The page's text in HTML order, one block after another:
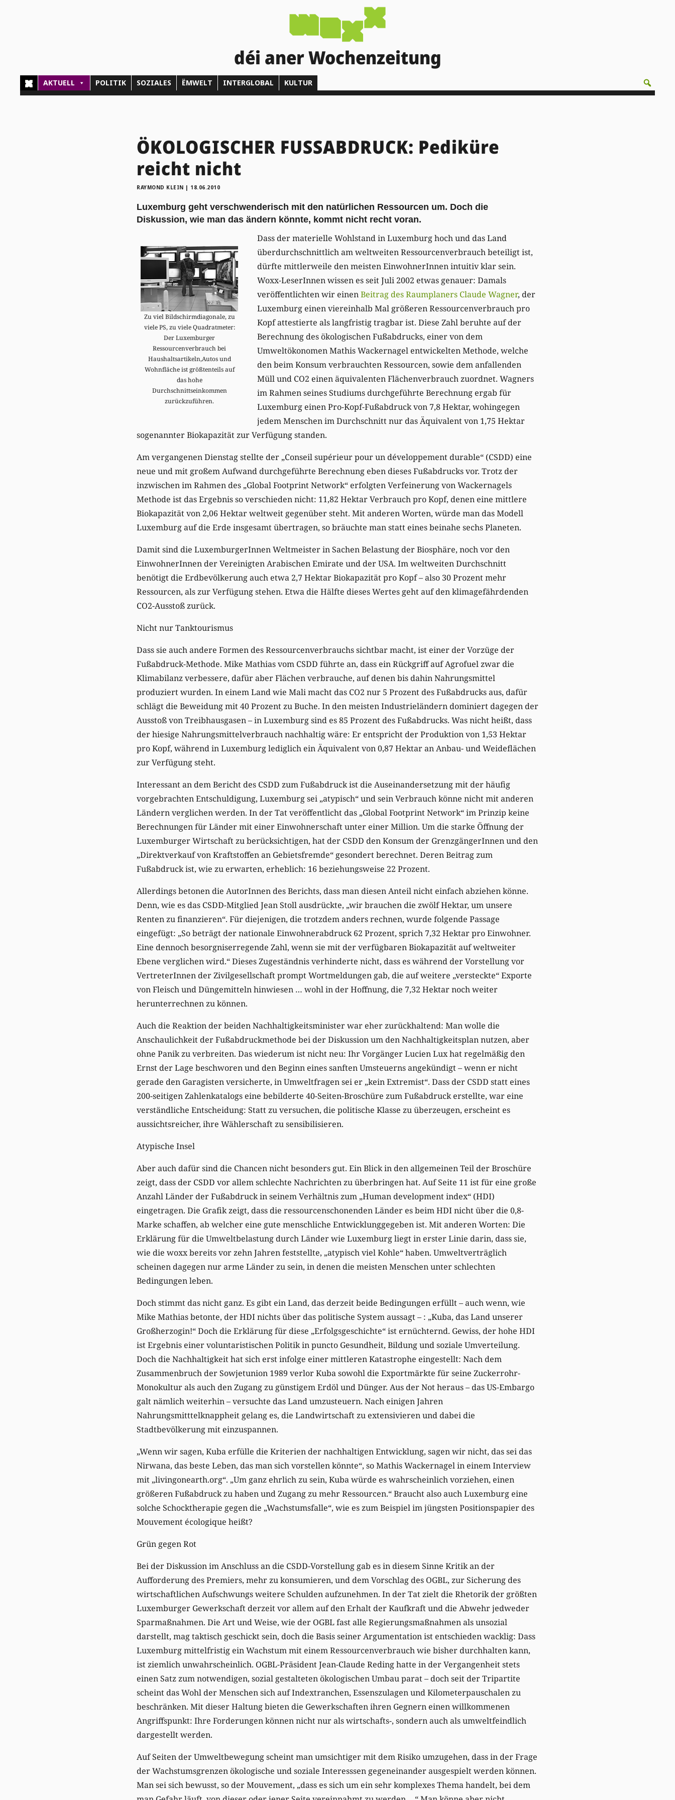
déi aner Wochenzeitung
AKTUELL POLITIK SOZIALES ËMWELT INTERGLOBAL KULTUR
ÖKOLOGISCHER FUSSABDRUCK: Pediküre
reicht nicht
RAYMOND KLEIN | 18.06.2010
Luxemburg geht verschwenderisch mit den natürlichen Ressourcen um. Doch die
Diskussion, wie man das ändern könnte, kommt nicht recht voran.
Zu viel Bildschirmdiagonale, zu
viele PS, zu viele Quadratmeter:
Der Luxemburger
Ressourcenverbrauch bei
Haushaltsartikeln,Autos und
Wohnfläche ist größtenteils auf
das hohe
Durchschnittseinkommen
zurückzuführen.
Dass der materielle Wohlstand in Luxemburg hoch und das Land
überdurchschnittlich am weltweiten Ressourcenverbrauch beteiligt ist,
dürfte mittlerweile den meisten EinwohnerInnen intuitiv klar sein.
Woxx-LeserInnen wissen es seit Juli 2002 etwas genauer: Damals
veröffentlichten wir einenBeitrag des Raumplaners Claude Wagner, der
Luxemburg einen viereinhalb Mal größeren Ressourcenverbrauch pro
Kopf attestierte als langfristig tragbar ist. Diese Zahl beruhte auf der
Berechnung des ökologischen Fußabdrucks, einer von dem
Umweltökonomen Mathis Wackernagel entwickelten Methode, welche
den beim Konsum verbrauchten Ressourcen, sowie dem anfallenden
Müll und CO2 einen äquivalenten Flächenverbrauch zuordnet. Wagners
im Rahmen seines Studiums durchgeführte Berechnung ergab für
Luxemburg einen Pro-Kopf-Fußabdruck von 7,8 Hektar, wohingegen
jedem Menschen im Durchschnitt nur das Äquivalent von 1,75 Hektar
sogenannter Biokapazität zur Verfügung standen.
Am vergangenen Dienstag stellte der „Conseil supérieur pour un développement durable“ (CSDD) eine
neue und mit großem Aufwand durchgeführte Berechnung eben dieses Fußabdrucks vor. Trotz der
inzwischen im Rahmen des „Global Footprint Network“ erfolgten Verfeinerung von Wackernagels
Methode ist das Ergebnis so verschieden nicht: 11,82 Hektar Verbrauch pro Kopf, denen eine mittlere
Biokapazität von 2,06 Hektar weltweit gegenüber steht. Mit anderen Worten, würde man das Modell
Luxemburg auf die Erde insgesamt übertragen, so bräuchte man statt eines beinahe sechs Planeten.
Damit sind die LuxemburgerInnen Weltmeister in Sachen Belastung der Biosphäre, noch vor den
EinwohnerInnen der Vereinigten Arabischen Emirate und der USA. Im weltweiten Durchschnitt
benötigt die Erdbevölkerung auch etwa 2,7 Hektar Biokapazität pro Kopf – also 30 Prozent mehr
Ressourcen, als zur Verfügung stehen. Etwa die Hälfte dieses Wertes geht auf den klimagefährdenden
CO2-Ausstoß zurück.
Nicht nur Tanktourismus
Dass sie auch andere Formen des Ressourcenverbrauchs sichtbar macht, ist einer der Vorzüge der
Fußabdruck-Methode. Mike Mathias vom CSDD führte an, dass ein Rückgriff auf Agrofuel zwar die
Klimabilanz verbessere, dafür aber Flächen verbrauche, auf denen bis dahin Nahrungsmittel
produziert wurden. In einem Land wie Mali macht das CO2 nur 5 Prozent des Fußabdrucks aus, dafür
schlägt die Beweidung mit 40 Prozent zu Buche. In den meisten Industrieländern dominiert dagegen der
Ausstoß von Treibhausgasen – in Luxemburg sind es 85 Prozent des Fußabdrucks. Was nicht heißt, dass
der hiesige Nahrungsmittelverbrauch nachhaltig wäre: Er entspricht der Produktion von 1,53 Hektar
pro Kopf, während in Luxemburg lediglich ein Äquivalent von 0,87 Hektar an Anbau- und Weideflächen
zur Verfügung steht.
Interessant an dem Bericht des CSDD zum Fußabdruck ist die Auseinandersetzung mit der häufig
vorgebrachten Entschuldigung, Luxemburg sei „atypisch“ und sein Verbrauch könne nicht mit anderen
Ländern verglichen werden. In der Tat veröffentlicht das „Global Footprint Network“ im Prinzip keine
Berechnungen für Länder mit einer Einwohnerschaft unter einer Million. Um die starke Öffnung der
Luxemburger Wirtschaft zu berücksichtigen, hat der CSDD den Konsum der GrenzgängerInnen und den
„Direktverkauf von Kraftstoffen an Gebietsfremde“ gesondert berechnet. Deren Beitrag zum
Fußabdruck ist, wie zu erwarten, erheblich: 16 beziehungsweise 22 Prozent.
Allerdings betonen die AutorInnen des Berichts, dass man diesen Anteil nicht einfach abziehen könne.
Denn, wie es das CSDD-Mitglied Jean Stoll ausdrückte, „wir brauchen die zwölf Hektar, um unsere
Renten zu finanzieren“. Für diejenigen, die trotzdem anders rechnen, wurde folgende Passage
eingefügt: „So beträgt der nationale Einwohnerabdruck 62 Prozent, sprich 7,32 Hektar pro Einwohner.
Eine dennoch besorgniserregende Zahl, wenn sie mit der verfügbaren Biokapazität auf weltweiter
Ebene verglichen wird.“ Dieses Zugeständnis verhinderte nicht, dass es während der Vorstellung vor
VertreterInnen der Zivilgesellschaft prompt Wortmeldungen gab, die auf weitere „versteckte“ Exporte
von Fleisch und Düngemitteln hinwiesen … wohl in der Hoffnung, die 7,32 Hektar noch weiter
herunterrechnen zu können.
Auch die Reaktion der beiden Nachhaltigkeitsminister war eher zurückhaltend: Man wolle die
Anschaulichkeit der Fußabdruckmethode bei der Diskussion um den Nachhaltigkeitsplan nutzen, aber
ohne Panik zu verbreiten. Das wiederum ist nicht neu: Ihr Vorgänger Lucien Lux hat regelmäßig den
Ernst der Lage beschworen und den Beginn eines sanften Umsteuerns angekündigt – wenn er nicht
gerade den Garagisten versicherte, in Umweltfragen sei er „kein Extremist“. Dass der CSDD statt eines
200-seitigen Zahlenkatalogs eine bebilderte 40-Seiten-Broschüre zum Fußabdruck erstellte, war eine
verständliche Entscheidung: Statt zu versuchen, die politische Klasse zu überzeugen, erscheint es
aussichtsreicher, ihre Wählerschaft zu sensibilisieren.
Atypische Insel
Aber auch dafür sind die Chancen nicht besonders gut. Ein Blick in den allgemeinen Teil der Broschüre
zeigt, dass der CSDD vor allem schlechte Nachrichten zu überbringen hat. Auf Seite 11 ist für eine große
Anzahl Länder der Fußabdruck in seinem Verhältnis zum „Human development index“ (HDI)
eingetragen. Die Grafik zeigt, dass die ressourcenschonenden Länder es beim HDI nicht über die 0,8-
Marke schaffen, ab welcher eine gute menschliche Entwicklunggegeben ist. Mit anderen Worten: Die
Erklärung für die Umweltbelastung durch Länder wie Luxemburg liegt in erster Linie darin, dass sie,
wie die woxx bereits vor zehn Jahren feststellte, „atypisch viel Kohle“ haben. Umweltverträglich
scheinen dagegen nur arme Länder zu sein, in denen die meisten Menschen unter schlechten
Bedingungen leben.
Doch stimmt das nicht ganz. Es gibt ein Land, das derzeit beide Bedingungen erfüllt – auch wenn, wie
Mike Mathias betonte, der HDI nichts über das politische System aussagt – : „Kuba, das Land unserer
Großherzogin!“ Doch die Erklärung für diese „Erfolgsgeschichte“ ist ernüchternd. Gewiss, der hohe HDI
ist Ergebnis einer voluntaristischen Politik in puncto Gesundheit, Bildung und soziale Umverteilung.
Doch die Nachhaltigkeit hat sich erst infolge einer mittleren Katastrophe eingestellt: Nach dem
Zusammenbruch der Sowjetunion 1989 verlor Kuba sowohl die Exportmärkte für seine Zuckerrohr-
Monokultur als auch den Zugang zu günstigem Erdöl und Dünger. Aus der Not heraus – das US-Embargo
galt nämlich weiterhin – versuchte das Land umzusteuern. Nach einigen Jahren
Nahrungsmitttelknappheit gelang es, die Landwirtschaft zu extensivieren und dabei die
Stadtbevölkerung mit einzuspannen.
„Wenn wir sagen, Kuba erfülle die Kriterien der nachhaltigen Entwicklung, sagen wir nicht, das sei das
Nirwana, das beste Leben, das man sich vorstellen könnte“, so Mathis Wackernagel in einem Interview
mit „livingonearth.org“. „Um ganz ehrlich zu sein, Kuba würde es wahrscheinlich vorziehen, einen
größeren Fußabdruck zu haben und Zugang zu mehr Ressourcen.“ Braucht also auch Luxemburg eine
solche Schocktherapie gegen die „Wachstumsfalle“, wie es zum Beispiel im jüngsten Positionspapier des
Mouvement écologique heißt?
Grün gegen Rot
Bei der Diskussion im Anschluss an die CSDD-Vorstellung gab es in diesem Sinne Kritik an der
Aufforderung des Premiers, mehr zu konsumieren, und dem Vorschlag des OGBL, zur Sicherung des
wirtschaftlichen Aufschwungs weitere Schulden aufzunehmen. In der Tat zielt die Rhetorik der größten
Luxemburger Gewerkschaft derzeit vor allem auf den Erhalt der Kaufkraft und die Abwehr jedweder
Sparmaßnahmen. Die Art und Weise, wie der OGBL fast alle Regierungsmaßnahmen als unsozial
darstellt, mag taktisch geschickt sein, doch die Basis seiner Argumentation ist entschieden wacklig: Dass
Luxemburg mittelfristig ein Wachstum mit einem Ressourcenverbrauch wie bisher durchhalten kann,
ist ziemlich unwahrscheinlich. OGBL-Präsident Jean-Claude Reding hatte in der Vergangenheit stets
einen Satz zum notwendigen, sozial gestalteten ökologischen Umbau parat – doch seit der Tripartite
scheint das Wohl der Menschen sich auf Indextranchen, Essenszulagen und Kilometerpauschalen zu
beschränken. Mit dieser Haltung bieten die Gewerkschaften ihren Gegnern einen willkommenen
Angriffspunkt: Ihre Forderungen können nicht nur als wirtschafts-, sondern auch als umweltfeindlich
dargestellt werden.
Auf Seiten der Umweltbewegung scheint man umsichtiger mit dem Risiko umzugehen, dass in der Frage
der Wachstumsgrenzen ökologische und soziale Interesssen gegeneinander ausgespielt werden können.
Man sei sich bewusst, so der Mouvement, „dass es sich um ein sehr komplexes Thema handelt, bei dem